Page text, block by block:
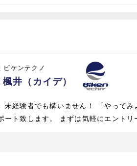
ビケンテクノ
井（カイデ）
未経験者でも構いません！ 「やってみ
ト致します。 まずは気軽にエントリ